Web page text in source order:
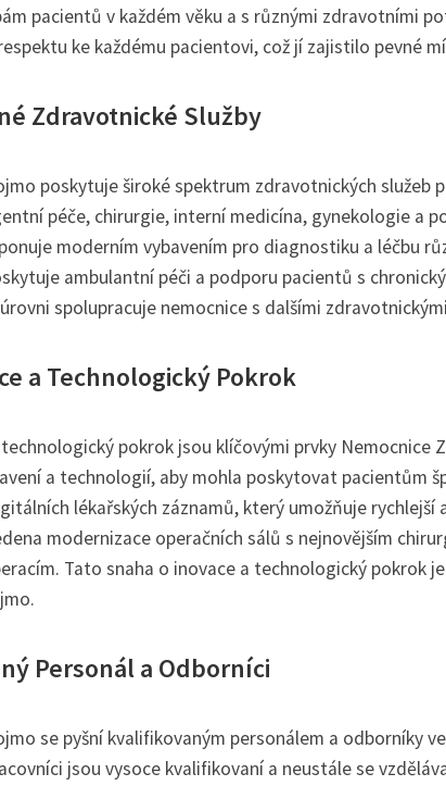
pacientů v každém věku a s různými zdravotními
ke každému pacientovi, což jí zajistilo pevné
Zdravotnické Služby
poskytuje široké spektrum zdravotnických služeb
péče, chirurgie, interní medicína, gynekologie a
moderním vybavením pro diagnostiku a léčbu
ambulantní péči a podporu pacientů s
spolupracuje nemocnice s dalšími
a Technologický Pokrok
pokrok jsou klíčovými prvky Nemocnice
a technologií, aby mohla poskytovat pacientům
lékařských záznamů, který umožňuje
modernizace operačních sálů s nejnovějším
Tato snaha o inovace a technologický pokrok
Personál a Odborníci
se pyšní kvalifikovaným personálem a odborníky
jsou vysoce kvalifikovaní a neustále se